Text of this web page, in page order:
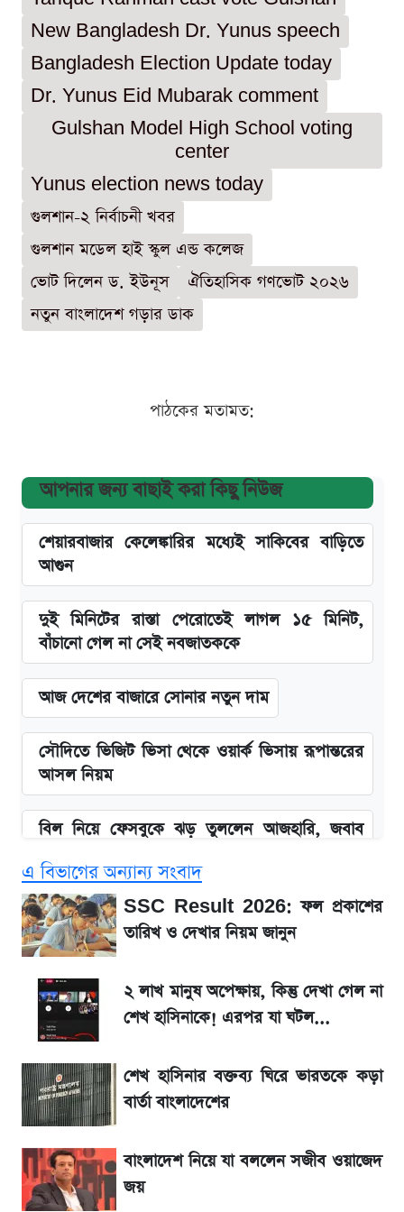
New Bangladesh Dr. Yunus speech
Bangladesh Election Update today
Dr. Yunus Eid Mubarak comment
Gulshan Model High School voting
center
Yunus election news today
গুলশান-২ নির্বাচনী খবর
গুলশান মডেল হাই স্কুল এন্ড কলেজ
ভোট দিলেন ড. ইউনূস
ঐতিহাসিক গণভোট ২০২৬
নতুন বাংলাদেশ গড়ার ডাক
পাঠকের মতামত:
আপনার জন্য বাছাই করা কিছু নিউজ
শেয়ারবাজার কেলেঙ্কারির মধ্যেই সাকিবের বাড়িতে
আগুন
দুই মিনিটের রাস্তা পেরোতেই লাগল ১৫ মিনিট,
বাঁচানো গেল না সেই নবজাতককে
আজ দেশের বাজারে সোনার নতুন দাম
সৌদিতে ভিজিট ভিসা থেকে ওয়ার্ক ভিসায় রূপান্তরের
আসল নিয়ম
বিল নিয়ে ফেসবুকে ঝড় তুললেন আজহারি, জবাব
বাংলাদেশ নিয়ে যা বললেন সজীব ওয়াজেদ জয়
২ লাখ মানুষ অপেক্ষায়, কিন্তু দেখা গেল না শেখ
হাসিনাকে! এরপর যা ঘটল...
আগামী ৪ দিনের আবহাওয়া নিয়ে বড় সতর্কবার্তা
লিটনকে নিয়ে টিম ম্যানেজমেন্টের নতুন পরিকল্পনা
আগামীকালই স্পষ্ট হবে এসএসসি ফল প্রকাশের
তারিখ
এ বিভাগের অন্যান্য সংবাদ
SSC Result 2026: ফল প্রকাশের
তারিখ ও দেখার নিয়ম জানুন
২ লাখ মানুষ অপেক্ষায়, কিন্তু দেখা গেল না
শেখ হাসিনাকে! এরপর যা ঘটল...
শেখ হাসিনার বক্তব্য ঘিরে ভারতকে কড়া
বার্তা বাংলাদেশের
বাংলাদেশ নিয়ে যা বললেন সজীব ওয়াজেদ
জয়